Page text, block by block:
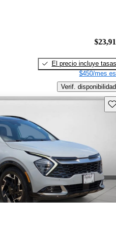
El precio incluye tasas
$450/mes
Verif. disponibilidad